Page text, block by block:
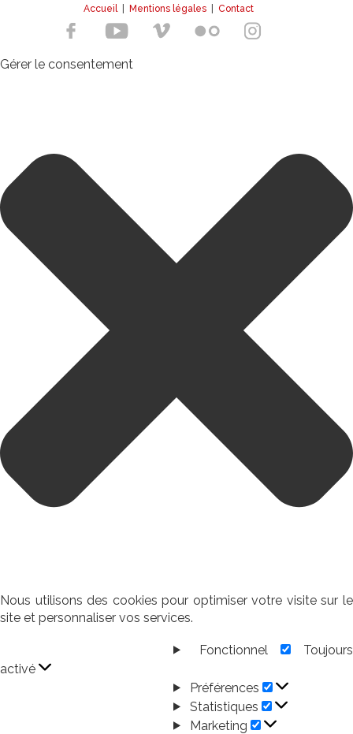
Accueil| Mentions légales Contact
Gérer le consentement
Nous utilisons des cookies pour optimiser votre visite sur le
site et personnaliser vos services.
Fonctionnel
Toujours
activé
Préférences
Statistiques
Marketing